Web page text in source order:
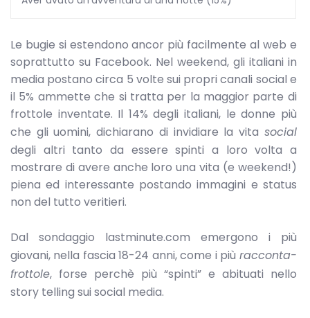
Le bugie si estendono ancor più facilmente al web e
soprattutto su Facebook. Nel weekend, gli italiani in
media postano circa 5 volte sui propri canali social e
il 5% ammette che si tratta per la maggior parte di
frottole inventate. Il 14% degli italiani, le donne più
che gli uomini, dichiarano di invidiare la vita social
degli altri tanto da essere spinti a loro volta a
mostrare di avere anche loro una vita (e weekend!)
piena ed interessante postando immagini e status
non del tutto veritieri.
Dal sondaggio lastminute.com emergono i più
giovani, nella fascia 18-24 anni, come i più racconta-
frottole, forse perchè più “spinti” e abituati nello
story telling sui social media.